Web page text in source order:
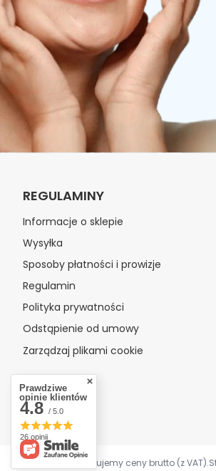
Działanie:chroni, nawilżające, redukuje
Gramatura:sztuka
Konsystencja:
krem
Linie elitarne:
nie
Pielęgnacja specyficzna:
nie
Pojemność:3
Pora stosowania:
dowolnie, dzień, noc
Płeć:
Rodzaj skóry:dojrzała
REGULAMINY
Informacje o sklepie
Wysyłka
Sposoby płatności i prowizje
Regulamin
Polityka prywatności
Odstąpienie od umowy
Zarządzaj plikami cookie
W sklepie prezentujemy ceny brutto (z VAT).
Prawdziwe
opinie klientów
4.8 / 5.0
26 opinii